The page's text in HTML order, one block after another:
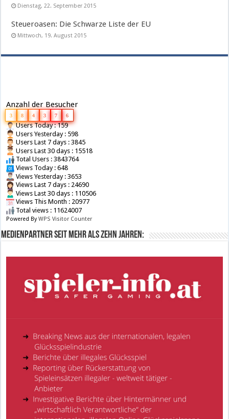
Dienstag, 22. September 2015
Steueroasen: Die Schwarze Liste der EU
Mittwoch, 19. August 2015
Anzahl der Besucher
3 8 4 3 7 6
Users Today : 159
Users Yesterday : 598
Users Last 7 days : 3845
Users Last 30 days : 15518
Total Users : 3843764
Views Today : 648
Views Yesterday : 3653
Views Last 7 days : 24690
Views Last 30 days : 110506
Views This Month : 20977
Total views : 11624007
Powered ByWPS Visitor Counter
Medienpartner seit mehr als zehn Jahren: